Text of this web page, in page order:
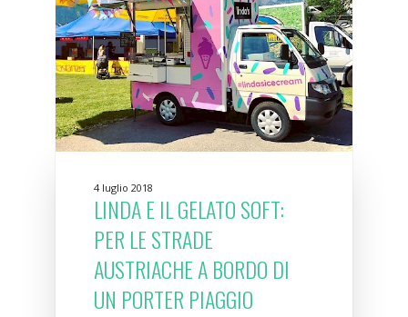
4 luglio 2018
LINDA E IL GELATO SOFT:
PER LE STRADE
AUSTRIACHE A BORDO DI
UN PORTER PIAGGIO